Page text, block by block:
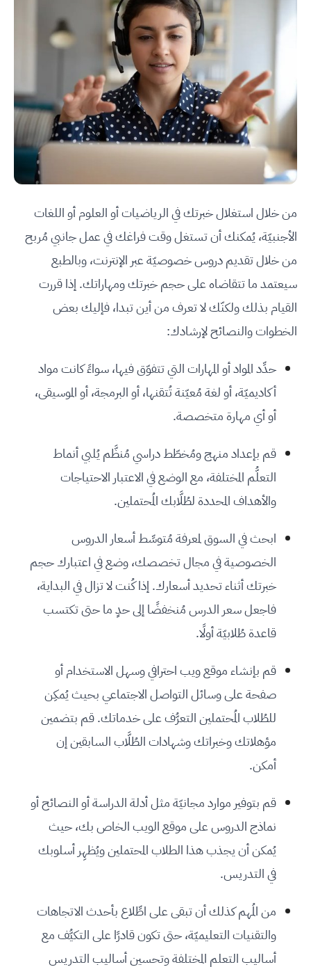
من خلال استغلال خبرتك في الرياضيات أو العلوم أو اللغات
الأجنبيّة، يُمكنك أن تستغل وقت فراغك في عمل جانبي مُربح
من خلال تقديم دروس خصوصيّة عبر الإنترنت، وبالطبع
سيعتمد ما تتقاضاه على حجم خبرتك ومهاراتك. إذا قررت
القيام بذلك ولكنّك لا تعرف من أين تبدا، فإليك بعض
الخطوات والنصائح لإرشادك:
حدِّد المواد أو المهارات التي تتفوّق فيها، سواءً كانت مواد
أكاديميّة، أو لغة مُعيّنة تُتقنها، أو البرمجة، أو الموسيقى،
أو أي مهارة متخصصة.
قم بإعداد منهج ومُخطّط دراسي مُنظَّم يُلبي أنماط
التعلُّم المختلفة، مع الوضع في الاعتبار الاحتياجات
والأهداف المحددة لطُلَّابك المُحتملين.
ابحث في السوق لمعرفة مُتوسِّط أسعار الدروس
الخصوصية في مجال تخصصك، وضع في اعتبارك حجم
خبرتك أثناء تحديد أسعارك. إذا كُنت لا تزال في البداية،
فاجعل سعر الدرس مُنخفضًا إلى حدٍ ما حتى تكتسب
قاعدة طُلابيّة أولًا.
قم بإنشاء موقع ويب احترافي وسهل الاستخدام أو
صفحة على وسائل التواصل الاجتماعي بحيث يُمكِن
للطُلاب المُحتملين التعرُّف على خدماتك. قم بتضمين
مؤهلاتك وخبراتك وشهادات الطُلَّاب السابقين إن
أمكن.
قم بتوفير موارد مجانيّة مثل أدلة الدراسة أو النصائح أو
نماذج الدروس على موقع الويب الخاص بك، حيث
يُمكن أن يجذب هذا الطلاب المحتملين ويُظهِر أسلوبك
في التدريس.
من المُهم كذلك أن تبقى على اطِّلاع بأحدث الاتجاهات
والتقنيات التعليميّة، حتى تكون قادرًا على التكيُّف مع
أساليب التعلم المختلفة وتحسين أساليب التدريس